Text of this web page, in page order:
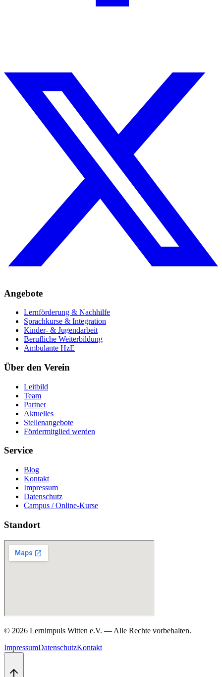
Angebote
Lernförderung & Nachhilfe
Sprachkurse & Integration
Kinder- & Jugendarbeit
Berufliche Weiterbildung
Ambulante HzE
Über den Verein
Leitbild
Team
Partner
Aktuelles
Stellenangebote
Fördermitglied werden
Service
Blog
Kontakt
Impressum
Datenschutz
Campus / Online-Kurse
Standort
© 2026 Lernimpuls Witten e.V. — Alle Rechte vorbehalten.
ImpressumDatenschutzKontakt